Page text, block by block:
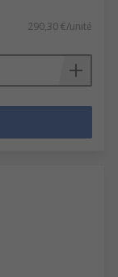
290,30 €/unité